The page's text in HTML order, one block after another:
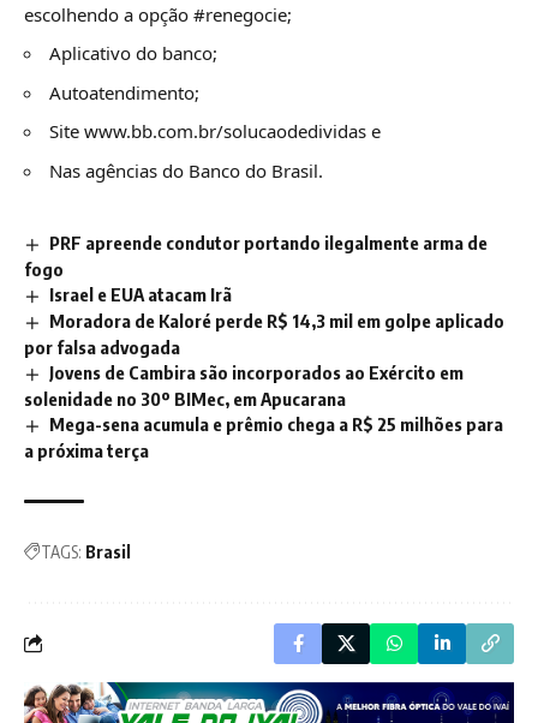
escolhendo a opção #renegocie;
Aplicativo do banco;
Autoatendimento;
Site www.bb.com.br/solucaodedividas e
Nas agências do Banco do Brasil.
PRF apreende condutor portando ilegalmente arma de
fogo
Israel e EUA atacam Irã
Moradora de Kaloré perde R$ 14,3 mil em golpe aplicado
por falsa advogada
Jovens de Cambira são incorporados ao Exército em
solenidade no 30º BIMec, em Apucarana
Mega-sena acumula e prêmio chega a R$ 25 milhões para
a próxima terça
TAGS: Brasil